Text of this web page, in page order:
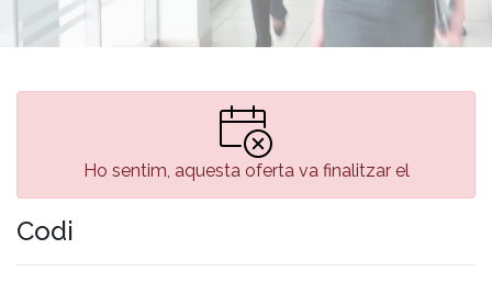
Ho sentim, aquesta oferta va finalitzar el
Codi